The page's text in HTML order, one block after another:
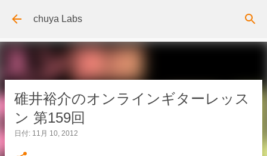
スキップしてメイン コンテンツに移動
chuya Labs
碓井裕介のオンラインギターレッス
ン 第159回
日付: 11月 10, 2012